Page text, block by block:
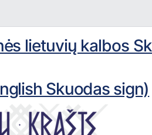
lietuvių kalbos
Skuodas sign)